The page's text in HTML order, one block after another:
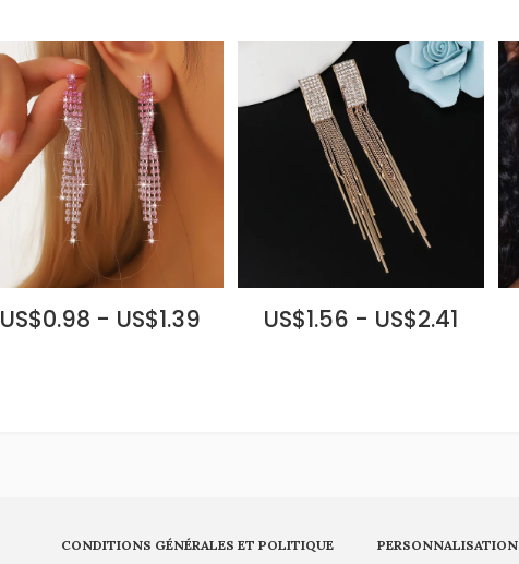
US$0.98 - US$1.39 US$1.56 - US$2.41
CONDITIONS GÉNÉRALES ET POLITIQUE PERSONNALISATION